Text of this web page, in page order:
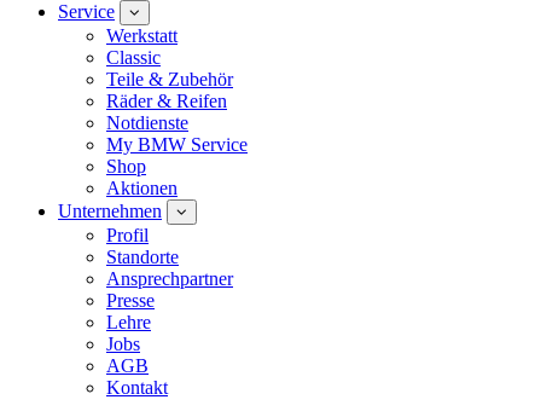
Service
Werkstatt
Classic
Teile & Zubehör
Räder & Reifen
Notdienste
My BMW Service
Shop
Aktionen
Unternehmen
Profil
Standorte
Ansprechpartner
Presse
Lehre
Jobs
AGB
Kontakt